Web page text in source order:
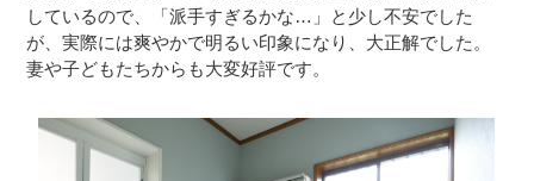
しているので、「派手すぎるかな…」と少し不安でした
が、実際には爽やかで明るい印象になり、大正解でした。
妻や子どもたちからも大変好評です。